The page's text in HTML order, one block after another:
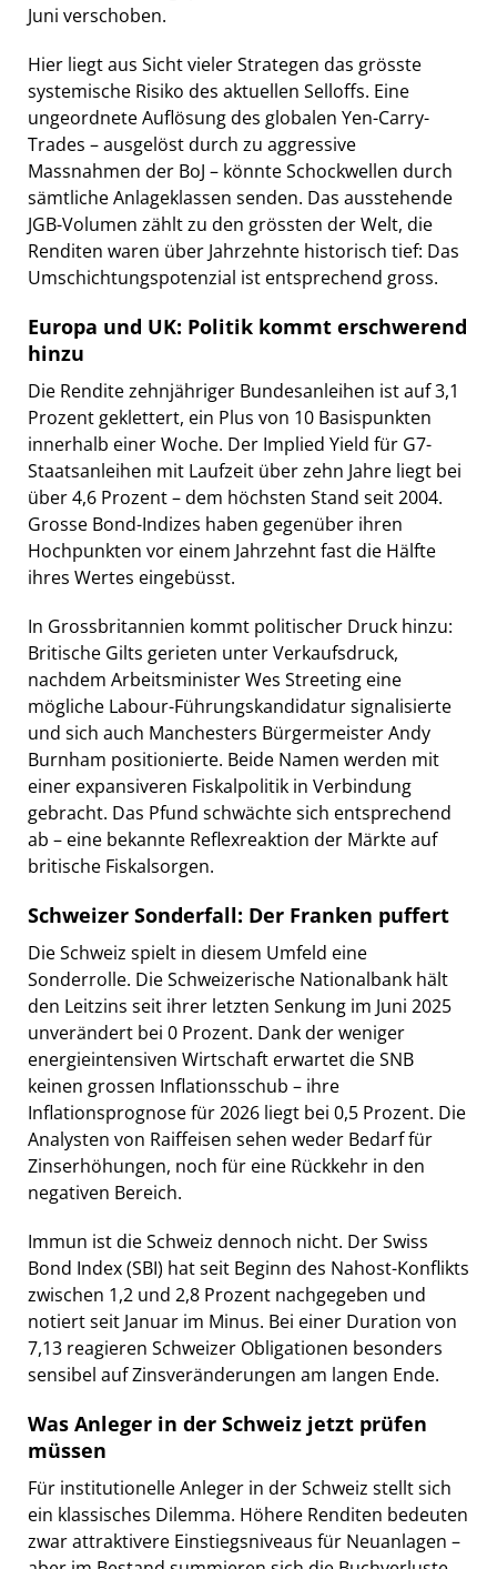
Juni verschoben.
Hier liegt aus Sicht vieler Strategen das grösste
systemische Risiko des aktuellen Selloffs. Eine
ungeordnete Auflösung des globalen Yen-Carry-
Trades – ausgelöst durch zu aggressive
Massnahmen der BoJ – könnte Schockwellen durch
sämtliche Anlageklassen senden. Das ausstehende
JGB-Volumen zählt zu den grössten der Welt, die
Renditen waren über Jahrzehnte historisch tief: Das
Umschichtungspotenzial ist entsprechend gross.
Europa und UK: Politik kommt erschwerend
hinzu
Die Rendite zehnjähriger Bundesanleihen ist auf 3,1
Prozent geklettert, ein Plus von 10 Basispunkten
innerhalb einer Woche. Der Implied Yield für G7-
Staatsanleihen mit Laufzeit über zehn Jahre liegt bei
über 4,6 Prozent – dem höchsten Stand seit 2004.
Grosse Bond-Indizes haben gegenüber ihren
Hochpunkten vor einem Jahrzehnt fast die Hälfte
ihres Wertes eingebüsst.
In Grossbritannien kommt politischer Druck hinzu:
Britische Gilts gerieten unter Verkaufsdruck,
nachdem Arbeitsminister Wes Streeting eine
mögliche Labour-Führungskandidatur signalisierte
und sich auch Manchesters Bürgermeister Andy
Burnham positionierte. Beide Namen werden mit
einer expansiveren Fiskalpolitik in Verbindung
gebracht. Das Pfund schwächte sich entsprechend
ab – eine bekannte Reflexreaktion der Märkte auf
britische Fiskalsorgen.
Schweizer Sonderfall: Der Franken puffert
Die Schweiz spielt in diesem Umfeld eine
Sonderrolle. Die Schweizerische Nationalbank hält
den Leitzins seit ihrer letzten Senkung im Juni 2025
unverändert bei 0 Prozent. Dank der weniger
energieintensiven Wirtschaft erwartet die SNB
keinen grossen Inflationsschub – ihre
Inflationsprognose für 2026 liegt bei 0,5 Prozent. Die
Analysten von Raiffeisen sehen weder Bedarf für
Zinserhöhungen, noch für eine Rückkehr in den
negativen Bereich.
Immun ist die Schweiz dennoch nicht. Der Swiss
Bond Index (SBI) hat seit Beginn des Nahost-Konflikts
zwischen 1,2 und 2,8 Prozent nachgegeben und
notiert seit Januar im Minus. Bei einer Duration von
7,13 reagieren Schweizer Obligationen besonders
sensibel auf Zinsveränderungen am langen Ende.
Was Anleger in der Schweiz jetzt prüfen
müssen
Für institutionelle Anleger in der Schweiz stellt sich
ein klassisches Dilemma. Höhere Renditen bedeuten
zwar attraktivere Einstiegsniveaus für Neuanlagen –